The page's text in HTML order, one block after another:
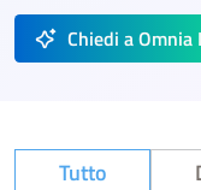
Chiedi a Omnia
Tutto